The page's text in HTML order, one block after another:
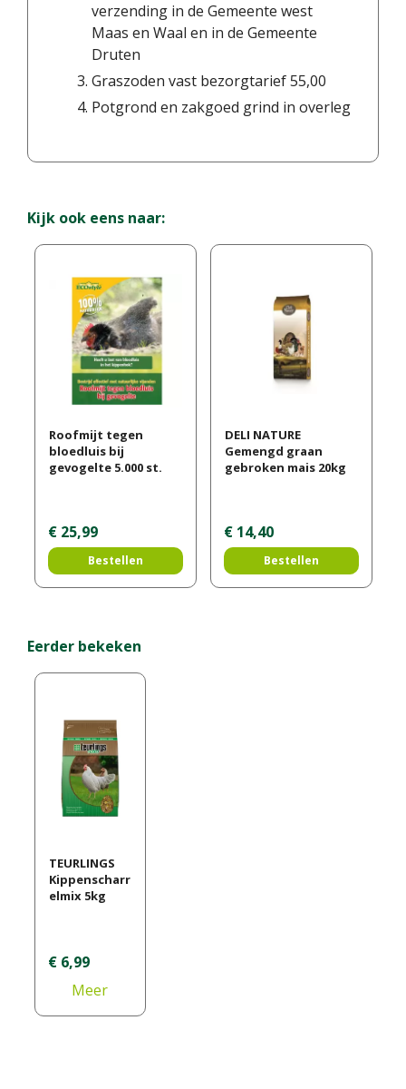
verzending in de Gemeente west
Maas en Waal en in de Gemeente
Druten
Graszoden vast bezorgtarief 55,00
Potgrond en zakgoed grind in overleg
Kijk ook eens naar:
Roofmijt tegen
bloedluis bij
gevogelte 5.000 st.
€ 25,99
Bestellen
DELI NATURE
Gemengd graan
gebroken mais 20kg
€ 14,40
Bestellen
Eerder bekeken
TEURLINGS
Kippenscharr
elmix 5kg
€ 6,99
Meer
informatie